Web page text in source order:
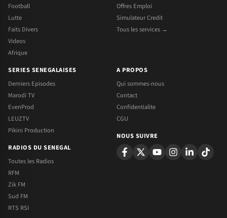
Football
Lutte
Faits Divers
Videos
Afrique
Offres Emploi
Simulateur Credit
Tous les services →
SERIES SENEGALAISES
Derniers Episodes
Marodi TV
EvenProd
LEUZTV
Pikini Production
RADIOS DU SENEGAL
Toutes les Radios
RFM
Zik FM
Sud FM
RTS RSI
A PROPOS
Qui sommes-nous
Contact
Confidentialite
CGU
NOUS SUIVRE